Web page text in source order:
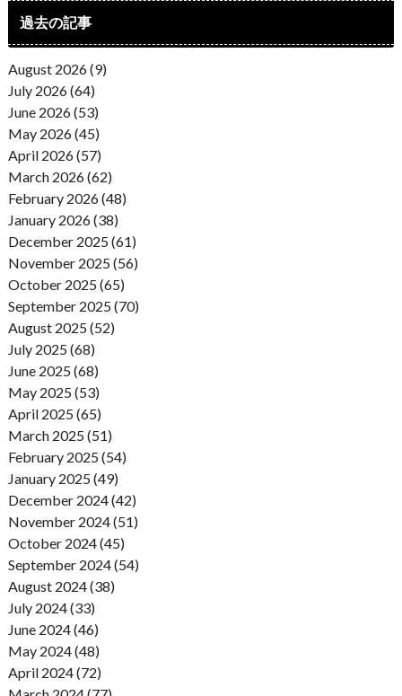
過去の記事
August 2026 (9)
July 2026 (64)
June 2026 (53)
May 2026 (45)
April 2026 (57)
March 2026 (62)
February 2026 (48)
January 2026 (38)
December 2025 (61)
November 2025 (56)
October 2025 (65)
September 2025 (70)
August 2025 (52)
July 2025 (68)
June 2025 (68)
May 2025 (53)
April 2025 (65)
March 2025 (51)
February 2025 (54)
January 2025 (49)
December 2024 (42)
November 2024 (51)
October 2024 (45)
September 2024 (54)
August 2024 (38)
July 2024 (33)
June 2024 (46)
May 2024 (48)
April 2024 (72)